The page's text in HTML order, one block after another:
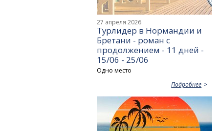
27 апреля 2026
Турлидер в Нормандии и
Бретани - роман с
продолжением - 11 дней -
15/06 - 25/06
Одно место
Подробнее